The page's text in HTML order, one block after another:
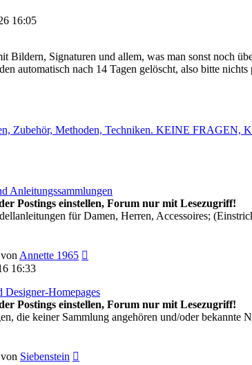
16:05
Bildern, Signaturen und allem, was man sonst noch
automatisch nach 14 Tagen gelöscht, also bitte nichts
Zubehör, Methoden, Techniken. KEINE
Anleitungssammlungen
Postings einstellen, Forum nur mit Lesezugriff!
für Damen, Herren, Accessoires;
vonAnnette 1965
16:33
Designer-Homepages
Postings einstellen, Forum nur mit Lesezugriff!
die keiner Sammlung angehören und/oder bekannte
von Siebenstein